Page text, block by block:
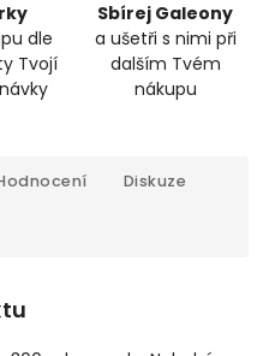
dle
Tvojí
Sbírej Galeony
a ušetři s nimi při
dalším Tvém
nákupu
Diskuze